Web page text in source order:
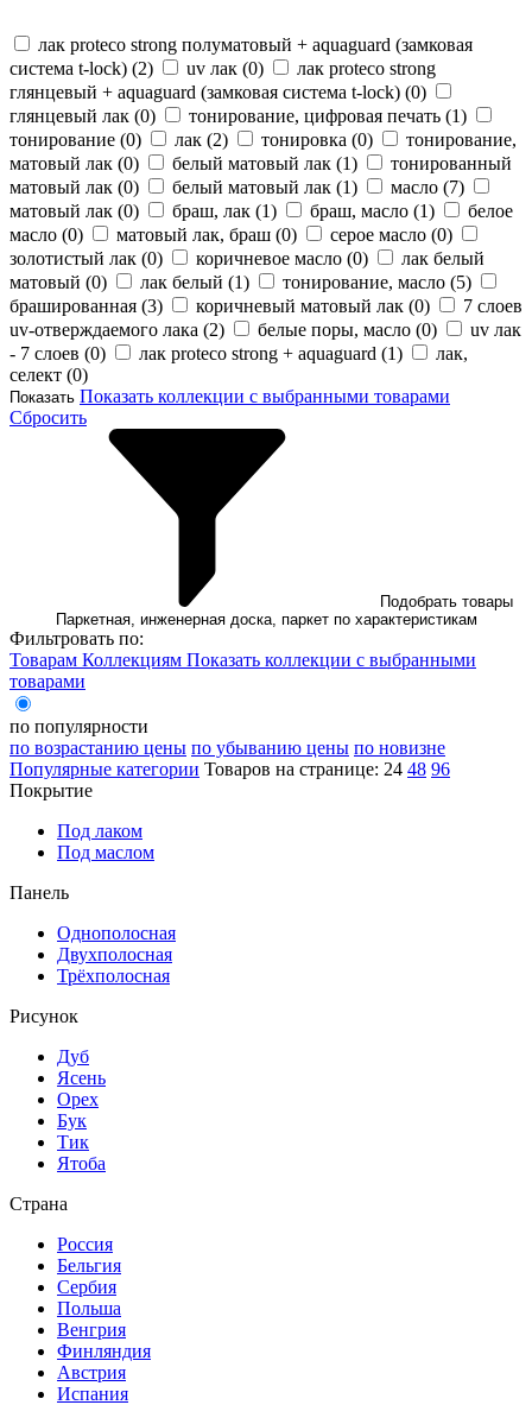
лак proteco strong полуматовый + aquaguard (замковая
система t-lock) (2) uv лак (0)
лак proteco strong
глянцевый + aquaguard (замковая система t-lock) (0)
глянцевый лак (0) тонирование, цифровая печать (1)
тонирование (0) лак (2) тонировка (0)
тонирование,
матовый лак (0) белый матовый лак (1)
тонированный
матовый лак (0) белый матовый лак (1) масло (7)
матовый лак (0) браш, лак (1) браш, масло (1)
белое
масло (0) матовый лак, браш (0) серое масло (0)
золотистый лак (0) коричневое масло (0)
лак белый
матовый (0) лак белый (1) тонирование, масло (5)
брашированная (3) коричневый матовый лак (0)
7 слоев
uv-отверждаемого лака (2) белые поры, масло (0)
uv лак
- 7 слоев (0) лак proteco strong + aquaguard (1)
лак,
селект (0)
Показать Показать коллекции с выбранными товарами
Сбросить
Паркетная, инженерная доска, паркет по характеристикам
Фильтровать по:
Товарам Коллекциям Показать коллекции с выбранными
товарами
по популярности
по возрастанию цены по убыванию цены по новизне
Популярные категории Товаров на странице: 24 48 96
Покрытие
Под лаком
Под маслом
Панель
Однополосная
Двухполосная
Трёхполосная
Рисунок
Дуб
Ясень
Орех
Бук
Тик
Ятоба
Страна
Россия
Бельгия
Сербия
Польша
Венгрия
Финляндия
Австрия
Испания